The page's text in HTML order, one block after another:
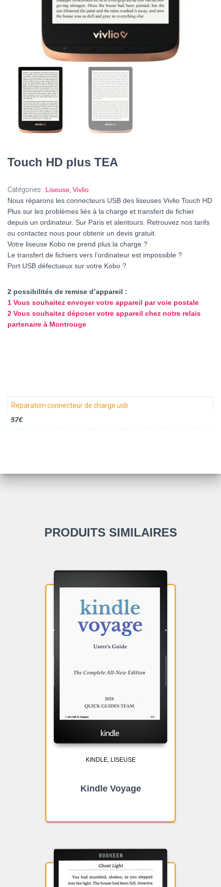
Touch HD plus TEA
Catégories : Liseuse Vivlio
Nous réparons les connecteurs USB des liseuses Vivlio Touch HD
Plus sur les problèmes liés à la charge et transfert de fichier
depuis un ordinateur. Sur Paris et alentours. Retrouvez nos tarifs
ou contactez nous pour obtenir un devis gratuit.
Votre liseuse Kobo ne prend plus la charge ?
Le transfert de fichiers vers l’ordinateur est impossible ?
Port USB défectueux sur votre Kobo ?
2 possibilités de remise d’appareil :
1 Vous souhaitez envoyer votre appareil par voie postale
2 Vous souhaitez déposer votre appareil chez notre relais
partenaire à Montrouge
Réparation connecteur de charge usb
57€
PRODUITS SIMILAIRES
KINDLE LISEUSE
Kindle Voyage